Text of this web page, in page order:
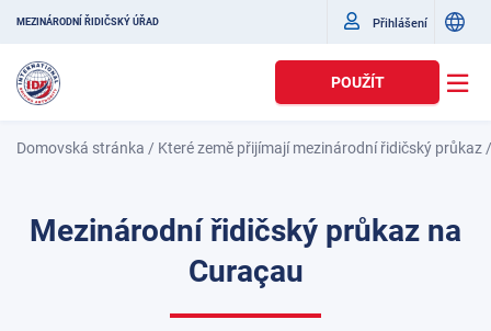
MEZINÁRODNÍ ŘIDIČSKÝ ÚŘAD Přihlášení
POUŽÍT
Domovská stránka / Které země přijímají mezinárodní řidičský průkaz
Mezinárodní řidičský průkaz na
Curaçau